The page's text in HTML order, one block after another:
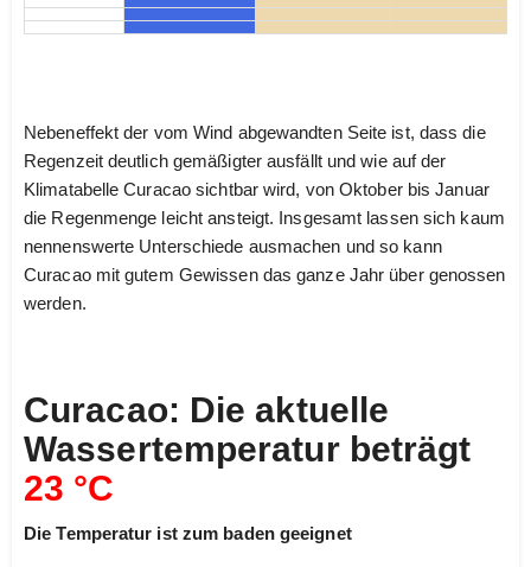
Nebeneffekt der vom Wind abgewandten Seite ist, dass die
Regenzeit deutlich gemäßigter ausfällt und wie auf der
Klimatabelle Curacao sichtbar wird, von Oktober bis Januar
die Regenmenge leicht ansteigt. Insgesamt lassen sich kaum
nennenswerte Unterschiede ausmachen und so kann
Curacao mit gutem Gewissen das ganze Jahr über genossen
werden.
Curacao: Die aktuelle
Wassertemperatur beträgt
23 °C
Die Temperatur ist zum baden geeignet